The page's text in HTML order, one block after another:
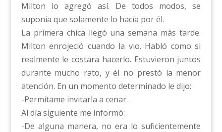
Milton lo agregó así. De todos modos, se
suponía que solamente lo hacía por él.
La primera chica llegó una semana más tarde.
Milton enrojeció cuando la vio. Habló como si
realmente le costara hacerlo. Estuvieron juntos
durante mucho rato, y él no prestó la menor
atención. En un momento determinado le dijo:
-Permítame invitarla a cenar.
Al día siguiente me informó:
-De alguna manera, no era lo suficientemente